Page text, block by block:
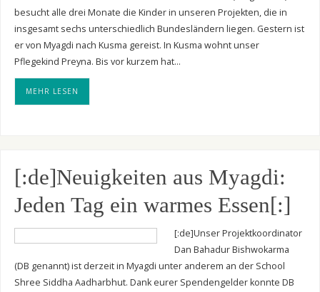
besucht alle drei Monate die Kinder in unseren Projekten, die in
insgesamt sechs unterschiedlich Bundesländern liegen. Gestern ist
er von Myagdi nach Kusma gereist. In Kusma wohnt unser
Pflegekind Preyna. Bis vor kurzem hat…
MEHR LESEN
[:de]Neuigkeiten aus Myagdi:
Jeden Tag ein warmes Essen[:]
[:de]Unser Projektkoordinator
Dan Bahadur Bishwokarma
(DB genannt) ist derzeit in Myagdi unter anderem an der School
Shree Siddha Aadharbhut. Dank eurer Spendengelder konnte DB